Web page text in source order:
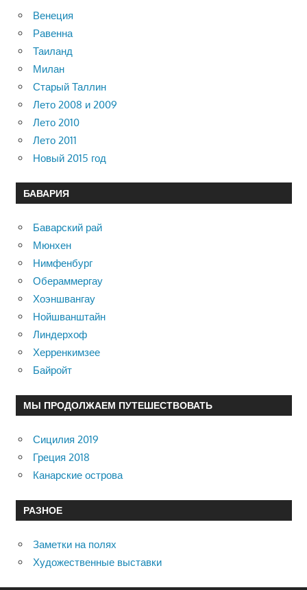
Венеция
Равенна
Таиланд
Милан
Старый Таллин
Лето 2008 и 2009
Лето 2010
Лето 2011
Новый 2015 год
БАВАРИЯ
Баварский рай
Мюнхен
Нимфенбург
Обераммергау
Хоэншвангау
Нойшванштайн
Линдерхоф
Херренкимзее
Байройт
МЫ ПРОДОЛЖАЕМ ПУТЕШЕСТВОВАТЬ
Сицилия 2019
Греция 2018
Канарские острова
РАЗНОЕ
Заметки на полях
Художественные выставки